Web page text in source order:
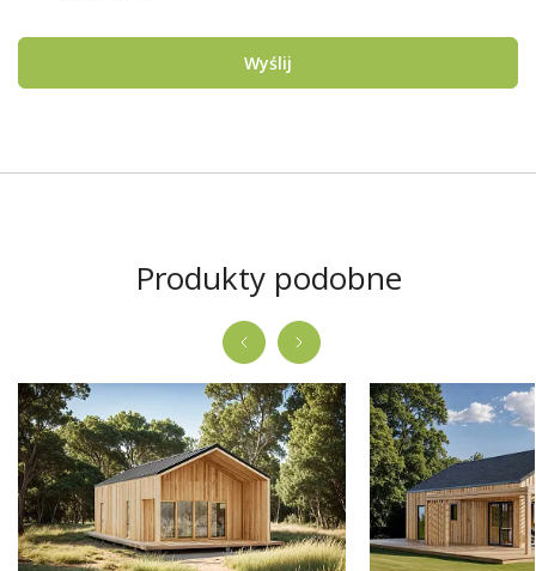
Wyślij
Produkty podobne
Niska cena
-2360.00 zł
Niska cena
-6900.00 zł